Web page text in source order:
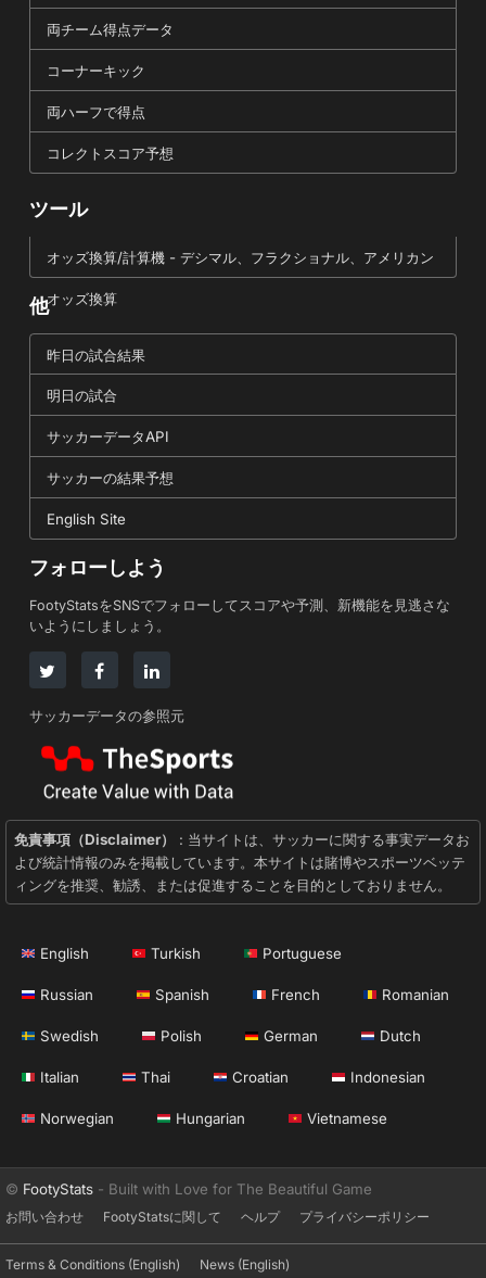
両チーム得点データ
コーナーキック
両ハーフで得点
コレクトスコア予想
ツール
オッズ換算/計算機 - デシマル、フラクショナル、アメリカン
オッズ換算
他
昨日の試合結果
明日の試合
サッカーデータAPI
サッカーの結果予想
English Site
フォローしよう
FootyStatsをSNSでフォローしてスコアや予測、新機能を見逃さな
いようにしましょう。
サッカーデータの参照元
免責事項（Disclaimer）
: 当サイトは、サッカーに関する事実データお
よび統計情報のみを掲載しています。本サイトは賭博やスポーツベッテ
ィングを推奨、勧誘、または促進することを目的としておりません。
English Turkish Portuguese
Russian Spanish French Romanian
Swedish Polish German Dutch
Italian Thai Croatian Indonesian
Norwegian Hungarian Vietnamese
© FootyStats - Built with Love for The Beautiful Game
お問い合わせ FootyStatsに関して ヘルプ プライバシーポリシー
Terms & Conditions (English) News (English)